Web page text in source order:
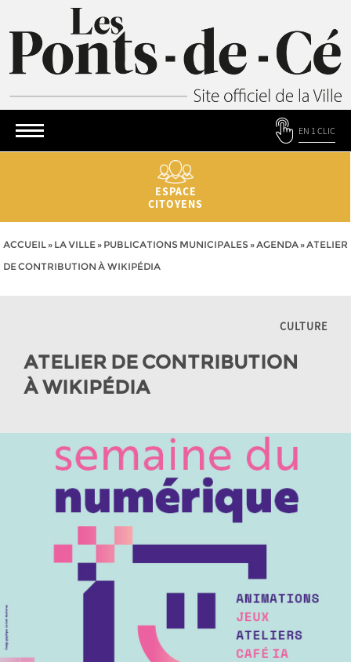
EN 1 CLIC
ESPACE
CITOYENS
ACCUEIL» LA VILLE» PUBLICATIONS MUNICIPALES»AGENDA»ATELIER
DE CONTRIBUTION À WIKIPÉDIA
CULTURE
ATELIER DE CONTRIBUTION
À WIKIPÉDIA